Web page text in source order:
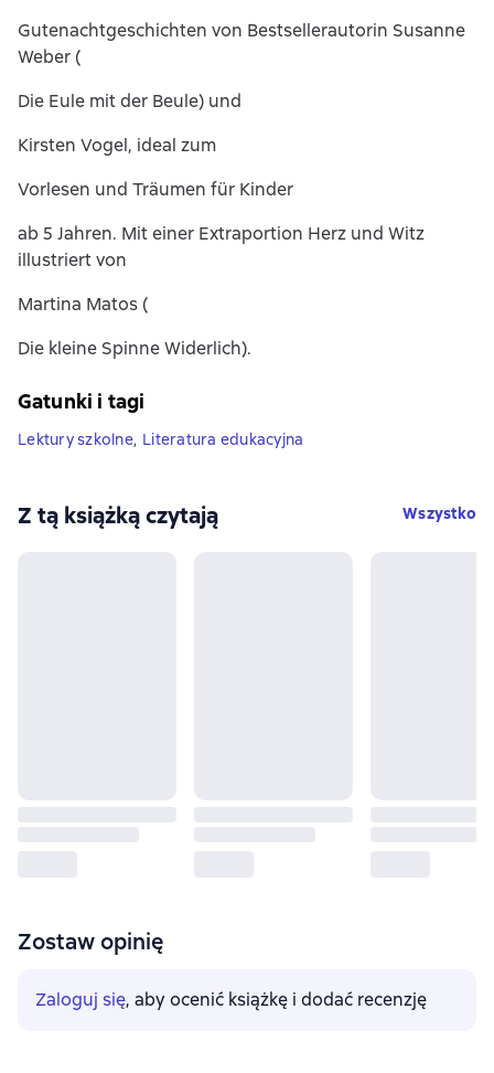
Gutenachtgeschichten von Bestsellerautorin Susanne
Weber (
Die Eule mit der Beule) und
Kirsten Vogel, ideal zum
Vorlesen und Träumen für Kinder
ab 5 Jahren. Mit einer Extraportion Herz und Witz
illustriert von
Martina Matos (
Die kleine Spinne Widerlich).
Gatunki i tagi
Lektury szkolne, Literatura edukacyjna
Z tą książką czytają Wszystko
Zostaw opinię
Zaloguj się, aby ocenić książkę i dodać recenzję